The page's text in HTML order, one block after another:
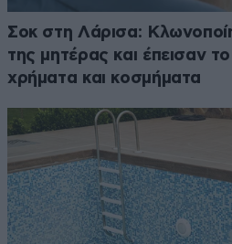
Σοκ στη Λάρισα:
της μητέρας και έπεισαν
χρήματα και κοσμήματα